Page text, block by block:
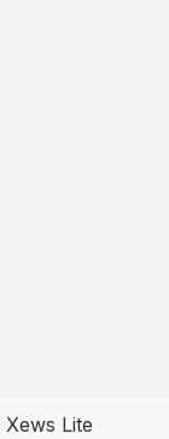
Xews Lite